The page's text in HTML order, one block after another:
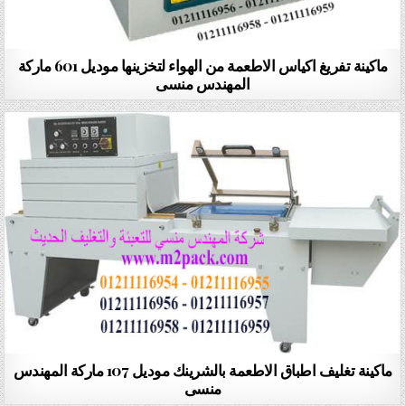
ماكينة تفريغ اكياس الاطعمة من الهواء لتخزينها موديل 601 ماركة
المهندس منسى
ماكينة تغليف اطباق الاطعمة بالشرينك موديل 107 ماركة المهندس
منسى